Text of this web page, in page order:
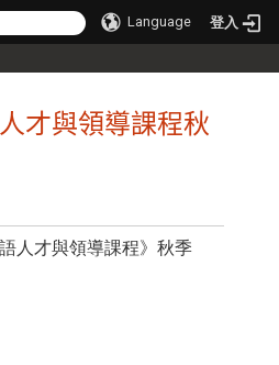
Language 登入
才與領導課程秋
人才與領導課程》秋季